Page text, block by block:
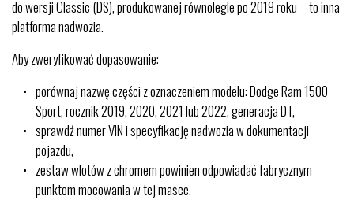
do wersji Classic (DS), produkowanej równolegle po 2019 roku – to inna
platforma nadwozia.
Aby zweryfikować dopasowanie:
porównaj nazwę części z oznaczeniem modelu: Dodge Ram 1500
Sport, rocznik 2019, 2020, 2021 lub 2022, generacja DT,
sprawdź numer VIN i specyfikację nadwozia w dokumentacji
pojazdu,
zestaw wlotów z chromem powinien odpowiadać fabrycznym
punktom mocowania w tej masce.